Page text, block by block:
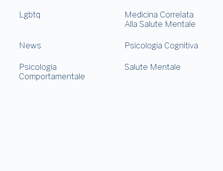
Lgbtq
Medicina Correlata
Alla Salute Mentale
News Psicologia Cognitiva
Psicologia
Comportamentale
Salute Mentale